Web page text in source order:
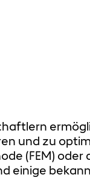
und zu
(FEM) oder
einige